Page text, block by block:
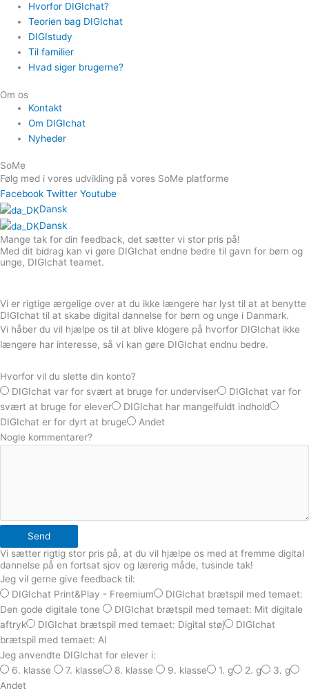
Hvorfor DIGIchat?
Teorien bag DIGIchat
DIGIstudy
Til familier
Hvad siger brugerne?
Om os
Kontakt
Om DIGIchat
Nyheder
SoMe
Følg med i vores udvikling på vores SoMe platforme
Facebook Twitter Youtube
Dansk
Dansk
Mange tak for din feedback, det sætter vi stor pris på!
Med dit bidrag kan vi gøre DIGIchat endne bedre til gavn for børn og
unge, DIGIchat teamet.
Vi er rigtige ærgelige over at du ikke længere har lyst til at at benytte
DIGIchat til at skabe digital dannelse for børn og unge i Danmark.
Vi håber du vil hjælpe os til at blive klogere på hvorfor DIGIchat ikke
længere har interesse, så vi kan gøre DIGIchat endnu bedre.
Hvorfor vil du slette din konto?
DIGIchat var for svært at bruge for underviser
DIGIchat var for
svært at bruge for elever
DIGIchat har mangelfuldt indhold
DIGIchat er for dyrt at bruge
Andet
Nogle kommentarer?
Send
Vi sætter rigtig stor pris på, at du vil hjælpe os med at fremme digital
dannelse på en fortsat sjov og lærerig måde, tusinde tak!
Jeg vil gerne give feedback til:
DIGIchat Print&Play - Freemium
DIGIchat brætspil med temaet:
Den gode digitale tone
DIGIchat brætspil med temaet: Mit digitale
aftryk
DIGIchat brætspil med temaet: Digital støj
DIGIchat
brætspil med temaet: AI
Jeg anvendte DIGIchat for elever i:
6. klasse
7. klasse 8. klasse 9. klasse 1. g 2. g
3. g
Andet